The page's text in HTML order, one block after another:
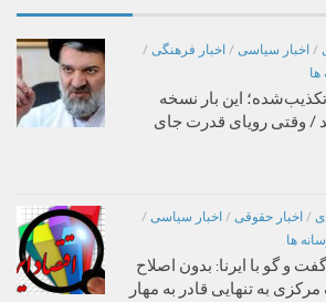
/ اخبار سیاسی / اخبار فرهنگی /
این بار نسخه
/ وقتی رویای قدرت جای
/ اخبار حقوقی / اخبار سیاسی /
ها
و گو با ایرنا: بدون اصلاح
به تنهایی قادر به مهار